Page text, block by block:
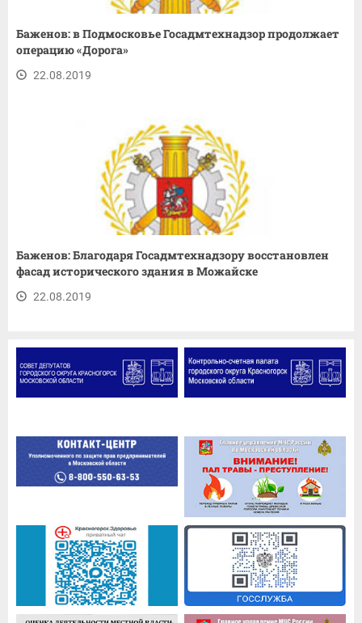
Баженов: в Подмосковье Госадмтехнадзор продолжает
операцию «Дорога»
22.08.2019
Баженов: Благодаря Госадмтехнадзору восстановлен
фасад исторического здания в Можайске
22.08.2019